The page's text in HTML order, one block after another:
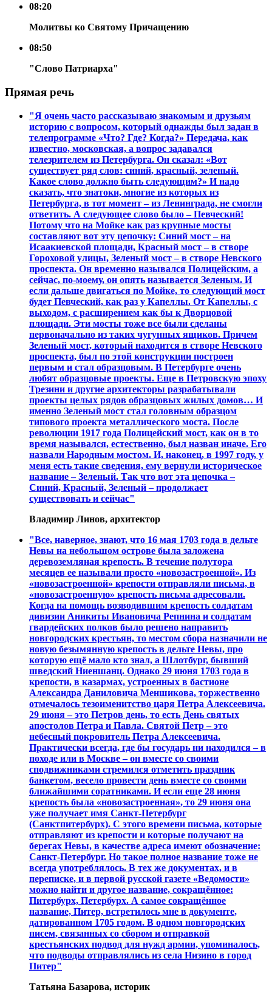
08:20
Молитвы ко Святому Причащению
08:50
"Слово Патриарха"
Прямая речь
"Я очень часто рассказываю знакомым и друзьям
историю с вопросом, который однажды был задан в
телепрограмме «Что? Где? Когда?» Передача, как
известно, московская, а вопрос задавался
телезрителем из Петербурга. Он сказал: «Вот
существует ряд слов: синий, красный, зеленый.
Какое слово должно быть следующим?» И надо
сказать, что знатоки, многие из которых из
Петербурга, в тот момент – из Ленинграда, не смогли
ответить. А следующее слово было – Певческий!
Потому что на Мойке как раз крупные мосты
составляют вот эту цепочку: Синий мост – на
Исаакиевской площади, Красный мост – в створе
Гороховой улицы, Зеленый мост – в створе Невского
проспекта. Он временно назывался Полицейским, а
сейчас, по-моему, он опять называется Зеленым. И
если дальше двигаться по Мойке, то следующий мост
будет Певческий, как раз у Капеллы. От Капеллы, с
выходом, с расширением как бы к Дворцовой
площади. Эти мосты тоже все были сделаны
первоначально из таких чугунных ящиков. Причем
Зеленый мост, который находится в створе Невского
проспекта, был по этой конструкции построен
первым и стал образцовым. В Петербурге очень
любят образцовые проекты. Еще в Петровскую эпоху
Трезини и другие архитекторы разрабатывали
проекты целых рядов образцовых жилых домов… И
именно Зеленый мост стал головным образцом
типового проекта металлического моста. После
революции 1917 года Полицейский мост, как он в то
время назывался, естественно, был назван иначе. Его
назвали Народным мостом. И, наконец, в 1997 году, у
меня есть такие сведения, ему вернули историческое
название – Зеленый. Так что вот эта цепочка –
Синий, Красный, Зеленый – продолжает
существовать и сейчас"
Владимир Линов, архитектор
"Все, наверное, знают, что 16 мая 1703 года в дельте
Невы на небольшом острове была заложена
деревоземляная крепость. В течение полутора
месяцев ее называли просто «новозастроенной». Из
«новозастроенной» крепости отправляли письма, в
«новозастроенную» крепость письма адресовали.
Когда на помощь возводившим крепость солдатам
дивизии Аникиты Ивановича Репнина и солдатам
гвардейских полков было решено направить
новгородских крестьян, то местом сбора назначили не
новую безымянную крепость в дельте Невы, про
которую ещё мало кто знал, а Шлотбург, бывший
шведский Ниеншанц. Однако 29 июня 1703 года в
крепости, в казармах, устроенных в бастионе
Александра Даниловича Меншикова, торжественно
отмечалось тезоименитство царя Петра Алексеевича.
29 июня – это Петров день, то есть День святых
апостолов Петра и Павла. Святой Петр – это
небесный покровитель Петра Алексеевича.
Практически всегда, где бы государь ни находился – в
походе или в Москве – он вместе со своими
сподвижниками стремился отметить праздник
банкетом, весело провести день вместе со своими
ближайшими соратниками. И если еще 28 июня
крепость была «новозастроенная», то 29 июня она
уже получает имя Санкт-Петербург
(Санктпитербурх). С этого времени письма, которые
отправляют из крепости и которые получают на
берегах Невы, в качестве адреса имеют обозначение:
Санкт-Петербург. Но такое полное название тоже не
всегда употреблялось. В тех же документах, и в
переписке, и в первой русской газете «Ведомости»
можно найти и другое название, сокращённое:
Питербурх, Петербурх. А самое сокращённое
название, Питер, встретилось мне в документе,
датированном 1705 годом. В одном новгородских
писем, связанных со сбором и отправкой
крестьянских подвод для нужд армии, упоминалось,
что подводы отправлялись из села Низино в город
Питер"
Татьяна Базарова, историк